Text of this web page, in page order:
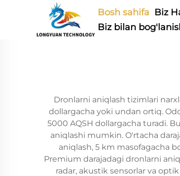
Bosh sahifa Biz
Biz bilan
Dronlarni aniqlash tizimlari
dollargacha yoki undan ortiq.
5000 AQSH dollargacha turadi.
aniqlashi mumkin. O'rtacha
aniqlash, 5 km masofagacha
Premium darajadagi dronlarni
radar, akustik sensorlar va